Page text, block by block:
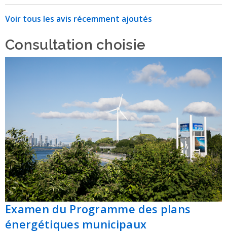
Voir tous les avis récemment ajoutés
Consultation choisie
Examen du Programme des plans
énergétiques municipaux